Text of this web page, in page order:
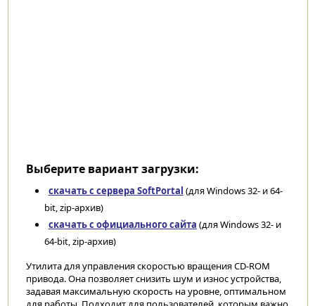
Выберите вариант загрузки:
скачать с сервера SoftPortal (для Windows 32- и 64-
bit, zip-архив)
скачать с официального сайта (для Windows 32- и
64-bit, zip-архив)
Утилита для управления скоростью вращения CD-ROM
привода. Она позволяет снизить шум и износ устройства,
задавая максимальную скорость на уровне, оптимальном